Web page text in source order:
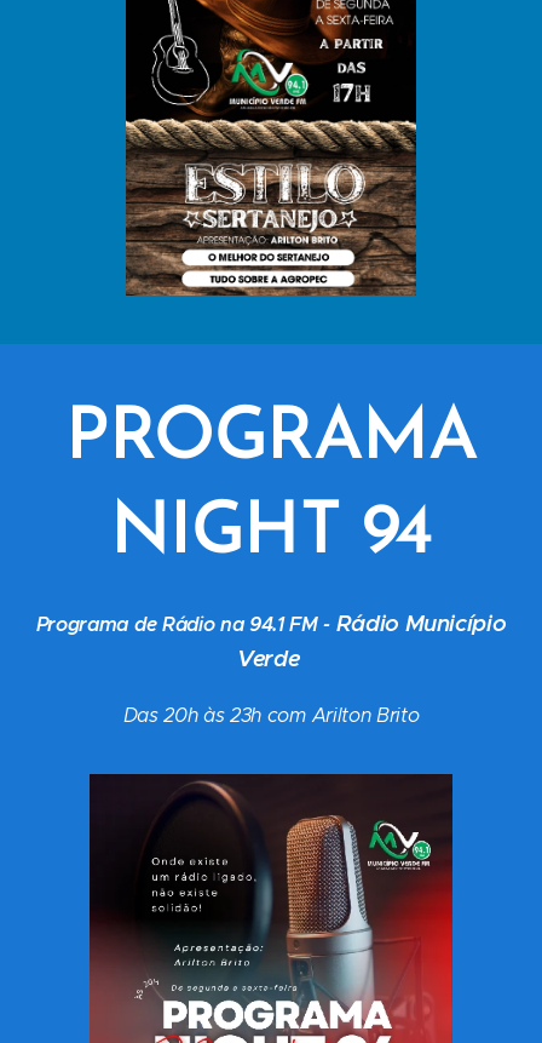
PROGRAMA
NIGHT 94
Programa de Rádio na 94.1 FM - Rádio Município
Verde
Das 20h às 23h com Arilton Brito